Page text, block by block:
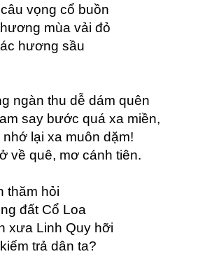
vọng cổ buồn
mùa vải đỏ
hương sầu
thu dễ dám quên
bước quá xa miền,
lại xa muôn dặm!
quê, mơ cánh tiên.
thăm hỏi
đất Cổ Loa
xưa Linh Quy hỡi
trả dân ta?